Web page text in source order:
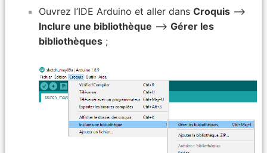
Ouvrez l’IDE Arduino et aller dans Croquis –>
Inclure une bibliothèque –> Gérer les
bibliothèques ;